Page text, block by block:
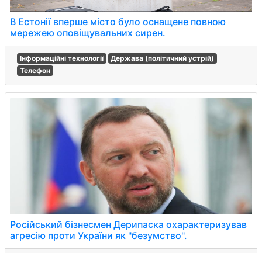
В Естонії вперше місто було оснащене повною
мережею оповіщувальних сирен.
Інформаційні технології
Держава (політичний устрій)
Телефон
Російський бізнесмен Дерипаска охарактеризував
агресію проти України як "безумство".